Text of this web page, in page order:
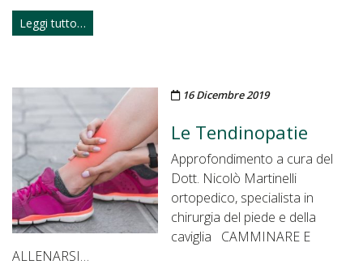
Leggi tutto…
Pubblicato il
16 Dicembre 2019
Le Tendinopatie
Approfondimento a cura del
Dott. Nicolò Martinelli
ortopedico, specialista in
chirurgia del piede e della
caviglia CAMMINARE E
ALLENARSI…